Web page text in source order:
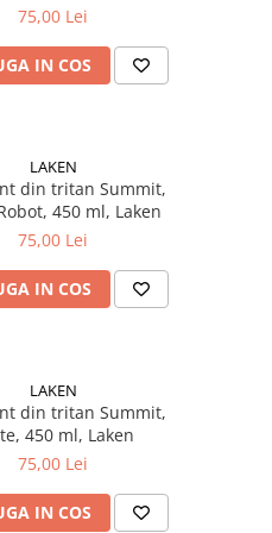
75,00 Lei
IN COS
LAKEN
din tritan Summit,
450 ml, Laken
75,00 Lei
IN COS
LAKEN
din tritan Summit,
450 ml, Laken
75,00 Lei
IN COS